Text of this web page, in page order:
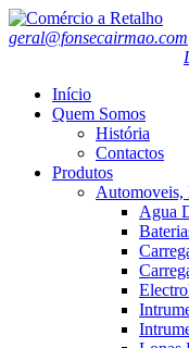
geral@fonsecairmao.com
Início
Quem Somos
História
Contactos
Produtos
Automoveis,
Agua